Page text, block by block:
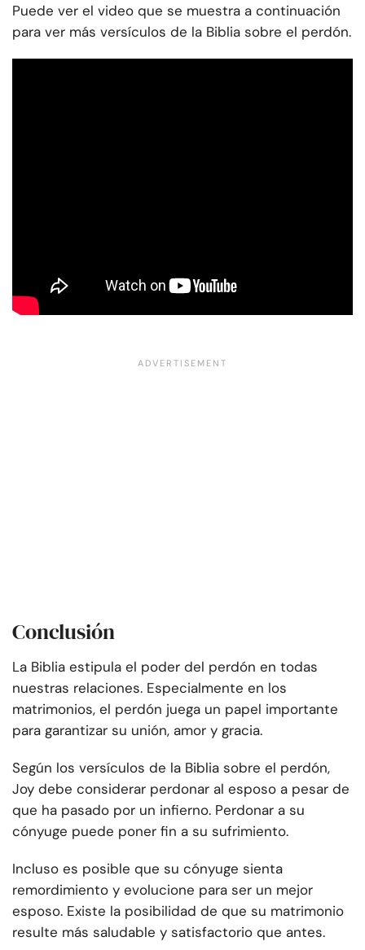
Puede ver el video que se muestra a continuación
para ver más versículos de la Biblia sobre el perdón.
Conclusión
La Biblia estipula el poder del perdón en todas
nuestras relaciones. Especialmente en los
matrimonios, el perdón juega un papel importante
para garantizar su unión, amor y gracia.
Según los versículos de la Biblia sobre el perdón,
Joy debe considerar perdonar al esposo a pesar de
que ha pasado por un infierno. Perdonar a su
cónyuge puede poner fin a su sufrimiento.
Incluso es posible que su cónyuge sienta
remordimiento y evolucione para ser un mejor
esposo. Existe la posibilidad de que su matrimonio
resulte más saludable y satisfactorio que antes.